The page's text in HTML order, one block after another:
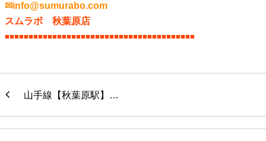
✉info@sumurabo.com
スムラボ 秋葉原店
■■■■■■■■■■■■■■■■■■■■■■■■■■■■■■■■■■■■■■■■
山手線【秋葉原駅】…